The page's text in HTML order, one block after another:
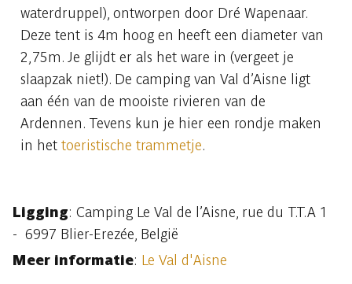
waterdruppel), ontworpen door Dré Wapenaar.
Deze tent is 4m hoog en heeft een diameter van
2,75m. Je glijdt er als het ware in (vergeet je
slaapzak niet!). De camping van Val d’Aisne ligt
aan één van de mooiste rivieren van de
Ardennen. Tevens kun je hier een rondje maken
in het toeristische trammetje.
Ligging: Camping Le Val de l’Aisne, rue du T.T.A 1
- 6997 Blier-Erezée, België
Meer informatie: Le Val d'Aisne